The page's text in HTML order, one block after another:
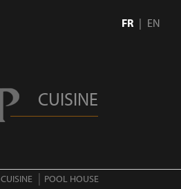
FR EN
CUISINE
CUISINE
POOL HOUSE